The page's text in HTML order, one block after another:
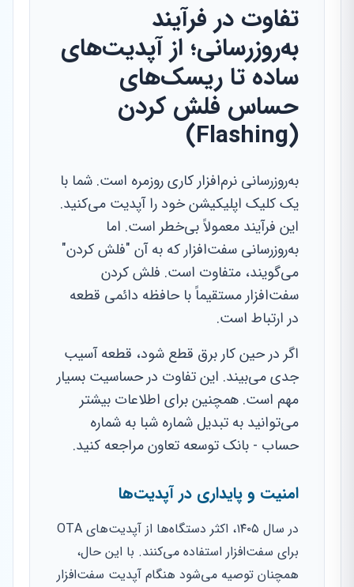
تفاوت در فرآیند
به‌روزرسانی؛ از آپدیت‌های
ساده تا ریسک‌های
حساس فلش کردن
(Flashing)
به‌روزرسانی نرم‌افزار کاری روزمره است. شما با
یک کلیک اپلیکیشن خود را آپدیت می‌کنید.
این فرآیند معمولاً بی‌خطر است. اما
به‌روزرسانی سفت‌افزار که به آن "فلش کردن"
می‌گویند، متفاوت است. فلش کردن
سفت‌افزار مستقیماً با حافظه دائمی قطعه
در ارتباط است.
اگر در حین کار برق قطع شود، قطعه آسیب
جدی می‌بیند. این تفاوت در حساسیت بسیار
مهم است. همچنین برای اطلاعات بیشتر
می‌توانید به تبدیل شماره شبا به شماره
حساب - بانک توسعه تعاون مراجعه کنید.
امنیت و پایداری در آپدیت‌ها
در سال ۱۴۰۵، اکثر دستگاه‌ها از آپدیت‌های OTA
برای سفت‌افزار استفاده می‌کنند. با این حال،
همچنان توصیه می‌شود هنگام آپدیت سفت‌افزار